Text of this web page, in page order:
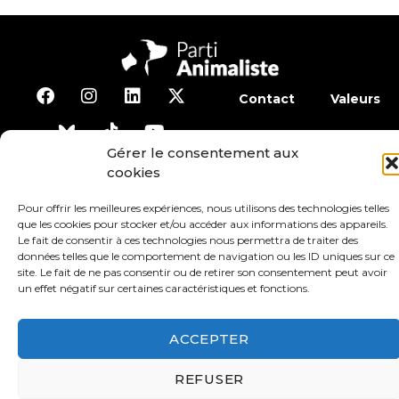
Gérer le consentement aux
cookies
Pour offrir les meilleures expériences, nous utilisons des technologies telles
que les cookies pour stocker et/ou accéder aux informations des appareils.
Le fait de consentir à ces technologies nous permettra de traiter des
données telles que le comportement de navigation ou les ID uniques sur ce
site. Le fait de ne pas consentir ou de retirer son consentement peut avoir
un effet négatif sur certaines caractéristiques et fonctions.
ACCEPTER
REFUSER
Contact Valeurs
Adhérer
Conditions générales d’utilisation
Protection des données Mentions légales